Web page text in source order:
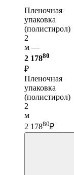
Пленочная
упаковка
(полистирол)
2
м —
2 17880
₽
Пленочная
упаковка
(полистирол)
2
м
2 17880₽